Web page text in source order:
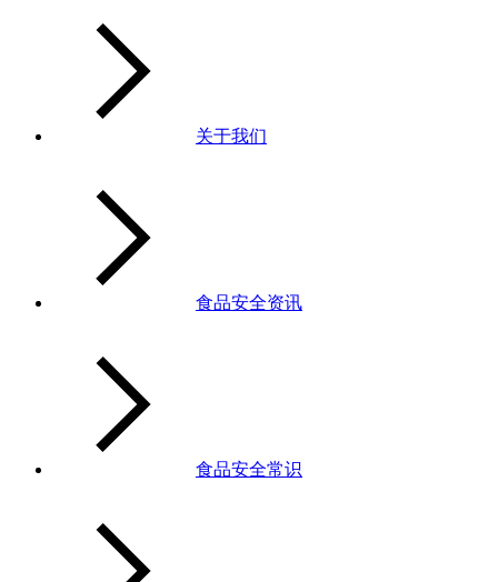
关于我们
食品安全资讯
食品安全常识